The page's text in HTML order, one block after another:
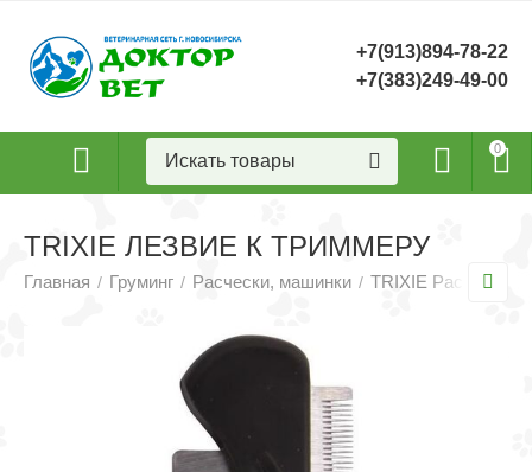
+7(913)894-78-22
+7(383)249-49-00
0
TRIXIE ЛЕЗВИЕ К ТРИММЕРУ
Главная / Груминг / Расчески, машинки / TRIXIE Расчески,